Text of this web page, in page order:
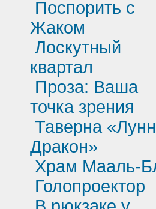
Поспорить с
Жаком
Лоскутный
квартал
Проза: Ваша
точка зрения
Таверна
Дракон»
Храм Мааль-
Голопроектор